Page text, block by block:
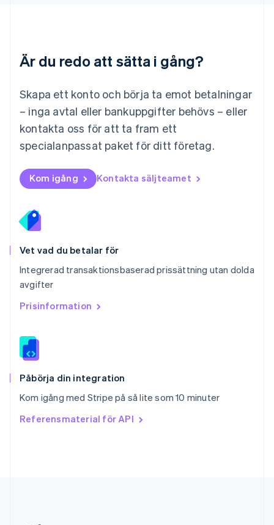
Är du redo att sätta i gång?
Skapa ett konto och börja ta emot betalningar
– inga avtal eller bankuppgifter behövs – eller
kontakta oss för att ta fram ett
specialanpassat paket för ditt företag.
Kom igång Kontakta säljteamet
Vet vad du betalar för
Integrerad transaktionsbaserad prissättning utan dolda
avgifter
Prisinformation
Påbörja din integration
Kom igång med Stripe på så lite som 10 minuter
Referensmaterial för API
Nederländerna
Norge
English
Nya Zeeland
English
English
Português English
Rumänien
Schweiz
Deutsch
English简体中文
English
Slovenien
English Italiano
Storbritannien
Sverige
SvenskaEnglish
ไทยEnglish
English